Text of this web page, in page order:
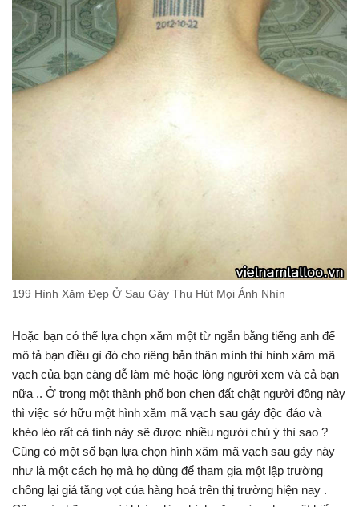
199 Hình Xăm Đẹp Ở Sau Gáy Thu Hút Mọi Ánh Nhìn
Hoặc bạn có thể lựa chọn xăm một từ ngắn bằng tiếng anh để
mô tả bạn điều gì đó cho riêng bản thân mình thì hình xăm mã
vạch của bạn càng dễ làm mê hoặc lòng người xem và cả bạn
nữa .. Ở trong một thành phố bon chen đất chật người đông này
thì việc sở hữu một hình xăm mã vạch sau gáy độc đáo và
khéo léo rất cá tính này sẽ được nhiều người chú ý thì sao ?
Cũng có một số bạn lựa chọn hình xăm mã vạch sau gáy này
như là một cách họ mà họ dùng để tham gia một lập trường
chống lại giá tăng vọt của hàng hoá trên thị trường hiện nay .